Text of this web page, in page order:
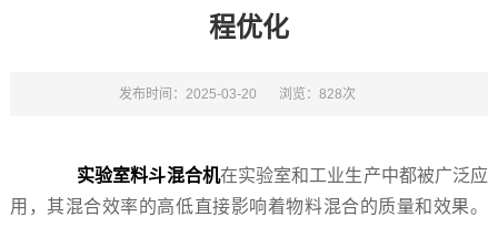
程优化
发布时间：2025-03-20 浏览：828次
实验室料斗混合机在实验室和工业生产中都被广泛应
用，其混合效率的高低直接影响着物料混合的质量和效果。